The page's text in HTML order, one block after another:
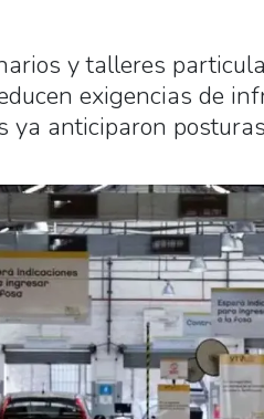
y talleres
exigencias de
anticiparon